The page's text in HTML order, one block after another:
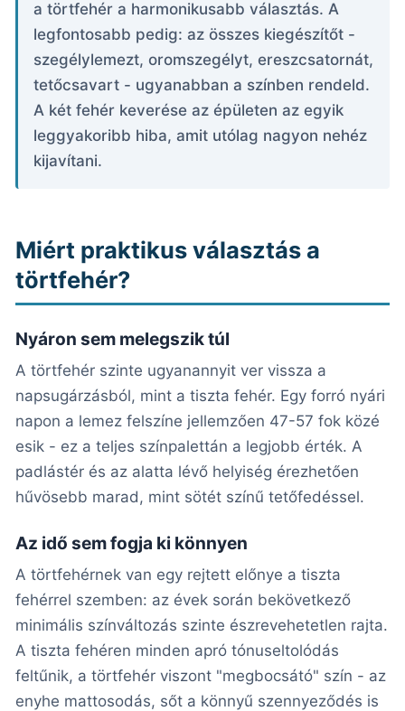
a törtfehér a harmonikusabb választás. A
legfontosabb pedig: az összes kiegészítőt -
szegélylemezt, oromszegélyt, ereszcsatornát,
tetőcsavart - ugyanabban a színben rendeld.
A két fehér keverése az épületen az egyik
leggyakoribb hiba, amit utólag nagyon nehéz
kijavítani.
Miért praktikus választás a
törtfehér?
Nyáron sem melegszik túl
A törtfehér szinte ugyanannyit ver vissza a
napsugárzásból, mint a tiszta fehér. Egy forró nyári
napon a lemez felszíne jellemzően 47-57 fok közé
esik - ez a teljes színpalettán a legjobb érték. A
padlástér és az alatta lévő helyiség érezhetően
hűvösebb marad, mint sötét színű tetőfedéssel.
Az idő sem fogja ki könnyen
A törtfehérnek van egy rejtett előnye a tiszta
fehérrel szemben: az évek során bekövetkező
minimális színváltozás szinte észrevehetetlen rajta.
A tiszta fehéren minden apró tónuseltolódás
feltűnik, a törtfehér viszont "megbocsátó" szín - az
enyhe mattosodás, sőt a könnyű szennyeződés is